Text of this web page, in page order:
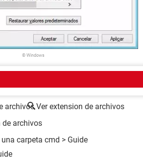
© Windows
MISMO TEMA
archivos Ver extension de archivos
de archivos
carpeta cmd > Guide